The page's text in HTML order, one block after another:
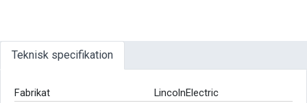
Teknisk specifikation
Fabrikat
LincolnElectric